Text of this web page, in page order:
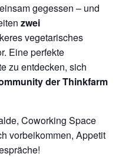
gegessen – und
zwei
vegetarisches
Eine perfekte
zu entdecken, sich
der Thinkfarm
Coworking Space
vorbeikommen, Appetit